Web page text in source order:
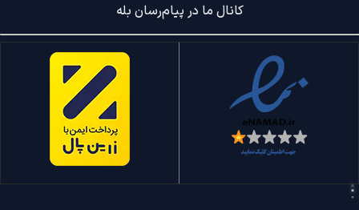
کانال ما در پیام‌رسان بله